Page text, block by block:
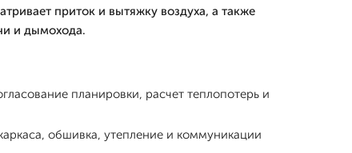
приток и вытяжку воздуха, а также
и дымохода.
планировки, расчет теплопотерь и
обшивка, утепление и коммуникации